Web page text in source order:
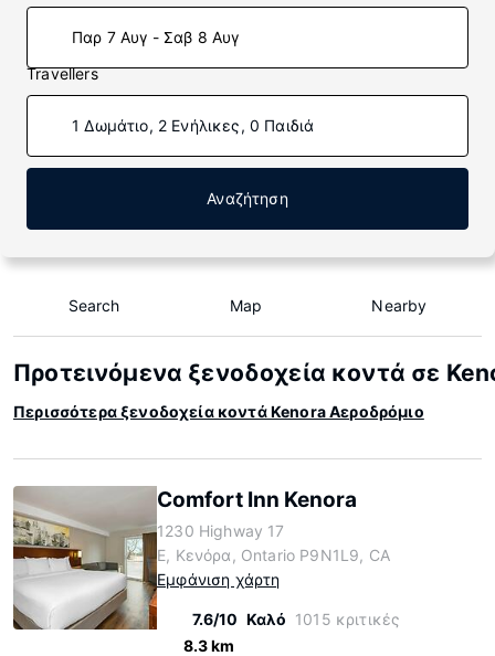
Παρ 7 Αυγ - Σαβ 8 Αυγ
Travellers
1 Δωμάτιο, 2 Ενήλικες, 0 Παιδιά
Αναζήτηση
Search Map Nearby
Προτεινόμενα ξενοδοχεία κοντά σε
Περισσότερα ξενοδοχεία κοντά Kenora Αεροδρόμιο
Comfort Inn Kenora
1230 Highway 17
E, Κενόρα, Ontario P9N1L9, CA
Εμφάνιση χάρτη
7.6/10 Καλό 1015 κριτικές
8.3 km